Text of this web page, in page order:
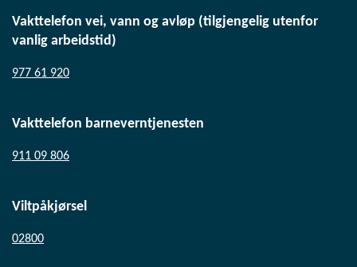
Vakttelefon vei, vann og avløp (tilgjengelig utenfor
vanlig arbeidstid)
977 61 920
Vakttelefon barneverntjenesten
911 09 806
Viltpåkjørsel
02800